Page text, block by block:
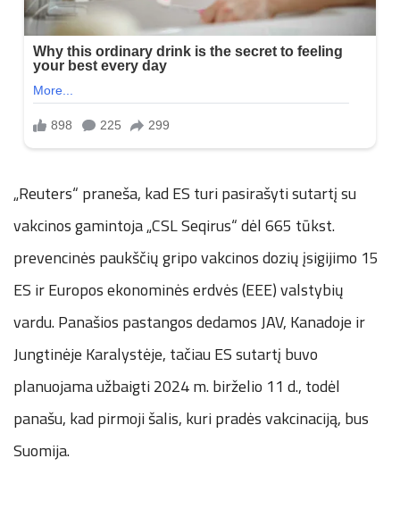
„Reuters“ praneša, kad ES turi pasirašyti sutartį su
vakcinos gamintoja „CSL Seqirus“ dėl 665 tūkst.
prevencinės paukščių gripo vakcinos dozių įsigijimo 15
ES ir Europos ekonominės erdvės (EEE) valstybių
vardu. Panašios pastangos dedamos JAV, Kanadoje ir
Jungtinėje Karalystėje, tačiau ES sutartį buvo
planuojama užbaigti 2024 m. birželio 11 d., todėl
panašu, kad pirmoji šalis, kuri pradės vakcinaciją, bus
Suomija.